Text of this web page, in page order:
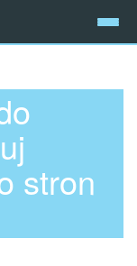
stron